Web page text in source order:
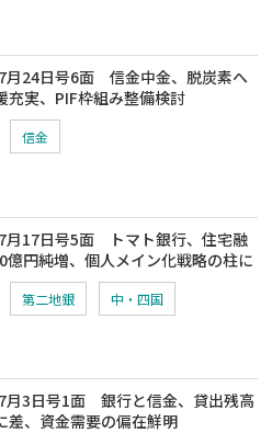
月24日号6面 信金中金、脱炭素へ
充実、PIF枠組み整備検討
信金
月17日号5面 トマト銀行、住宅融
億円純増、個人メイン化戦略の柱に
第二地銀 中・四国
月3日号1面 銀行と信金、貸出残高
差、資金需要の偏在鮮明